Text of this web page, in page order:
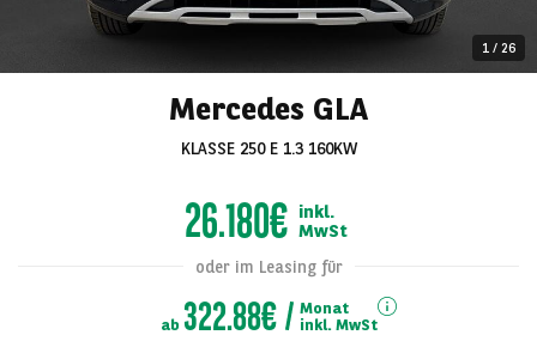
1 / 26
Mercedes GLA
KLASSE 250 E 1.3 160KW
26.180€ inkl.
MwSt
oder im Leasing für
ab 322.88€
Monat
inkl. MwSt